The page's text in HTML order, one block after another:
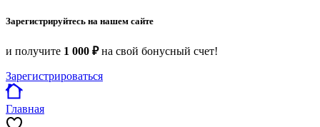
Зарегистрируйтесь на нашем сайте
и получите 1 000 ₽на свой бонусный счет!
Зарегистрироваться
Главная